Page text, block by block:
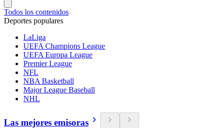
Todos los contenidos
Deportes populares
LaLiga
UEFA Champions League
UEFA Europa League
Premier League
NFL
NBA Basketball
Major League Baseball
NHL
Las mejores emisoras